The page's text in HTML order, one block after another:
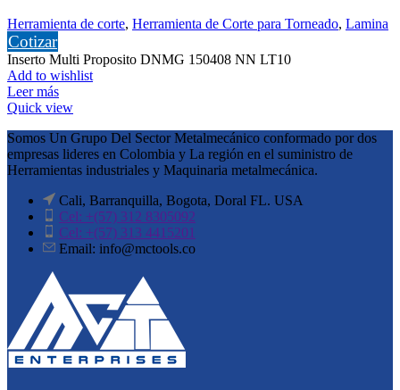
Herramienta de corte, Herramienta de Corte para Torneado, Lamina
Cotizar
Inserto Multi Proposito DNMG 150408 NN LT10
Add to wishlist
Leer más
Quick view
Somos Un Grupo Del Sector Metalmecánico conformado por dos
empresas lideres en Colombia y La región en el suministro de
Herramientas industriales y Maquinaria metalmecánica.
Cali, Barranquilla, Bogota, Doral FL. USA
Cel: +(57) 312 8305092
Cel: +(57) 313 4415201
Email: info@mctools.co